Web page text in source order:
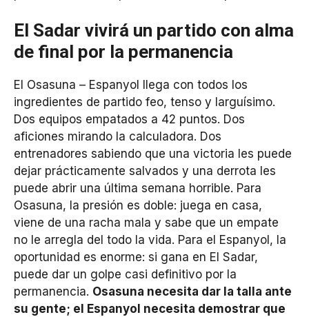
El Sadar vivirá un partido con alma
de final por la permanencia
El Osasuna – Espanyol llega con todos los
ingredientes de partido feo, tenso y larguísimo.
Dos equipos empatados a 42 puntos. Dos
aficiones mirando la calculadora. Dos
entrenadores sabiendo que una victoria les puede
dejar prácticamente salvados y una derrota les
puede abrir una última semana horrible. Para
Osasuna, la presión es doble: juega en casa,
viene de una racha mala y sabe que un empate
no le arregla del todo la vida. Para el Espanyol, la
oportunidad es enorme: si gana en El Sadar,
puede dar un golpe casi definitivo por la
permanencia. Osasuna necesita dar la talla ante
su gente; el Espanyol necesita demostrar que